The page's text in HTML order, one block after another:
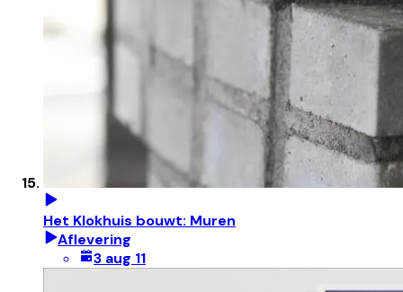
Het Klokhuis bouwt: Muren
Aflevering
3 aug 11